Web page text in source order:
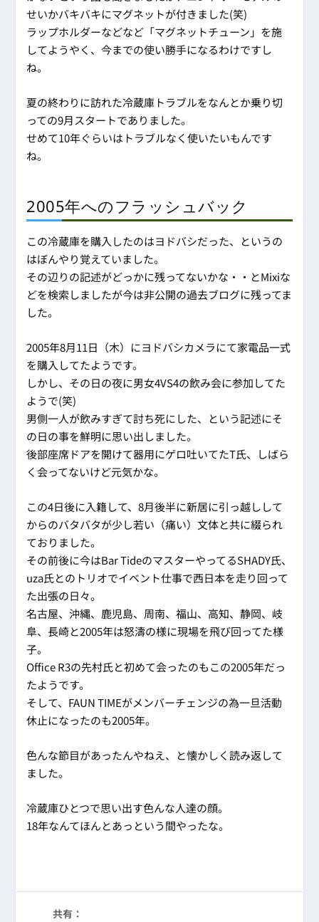
せいかバキバキにマグネットが付きました(笑)
ラップホルダーなどなど「マグネットチューン」を施
してようやく、今までの使い勝手になるわけですし
ね。
夏の終わりに訪れた冷蔵庫トラブルをなんとか乗り切
っての9月スタートでありました。
せめて10年ぐらいはトラブルなく使いたいもんです
ね。
2005年へのフラッシュバック
この冷蔵庫を購入したのはヨドバシだった、というの
はぼんやり覚えていました。
その辺りの記述がどっかに残ってないかな・・とMixiな
どを検索しましたが今は非公開の過去ブログに残ってま
した。
2005年8月11日（木）にヨドバシカメラにて家電品一式
を購入してたようです。
しかし、その日の夜に男女4VS4の飲み会に参加してた
ようで(笑)
男側一人が飲みすぎて討ち死にした、という記述にそ
の日の事を鮮明に思い出しました。
後部座席ドアを開けて器用にゲロ吐いてたT氏、しばら
く会ってないけど元気かな。
この4日後に入籍して、8月後半に新居に引っ越しして
からのバタバタが少し若い（痛い）文体と共に綴られ
ておりました。
その前後に今はBar TideのマスターやってるSHADY氏、
uza氏とのトリオでイベント仕事で西日本を走り回って
た出張の日々。
名古屋、沖縄、鹿児島、周南、福山、高知、静岡、岐
阜、長崎と2005年は怒濤の様に現場を飛び回ってた様
子。
Office R3の先村氏と初めて会ったのもこの2005年だっ
たようです。
そして、FAUN TIMEがメンバーチェンジの為一旦活動
休止になったのも2005年。
色んな節目があったんやねえ、と懐かしく読み返して
ました。
冷蔵庫ひとつで思い出す色んな人達の顔。
18年なんてほんとあっという間やったな。
共有：